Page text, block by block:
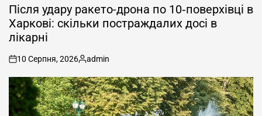
УПісля удару ракето-дрона по 10‑поверхівці в
Харкові: скільки постраждалих досі в
лікарні
on
10 Серпня, 2026
Опубліковано
admin